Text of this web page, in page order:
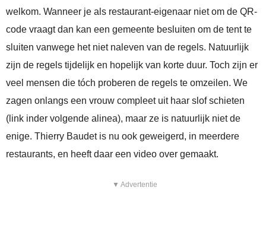
welkom. Wanneer je als restaurant-eigenaar niet om de QR-
code vraagt dan kan een gemeente besluiten om de tent te
sluiten vanwege het niet naleven van de regels. Natuurlijk
zijn de regels tijdelijk en hopelijk van korte duur. Toch zijn er
veel mensen die tóch proberen de regels te omzeilen. We
zagen onlangs een vrouw compleet uit haar slof schieten
(link inder volgende alinea), maar ze is natuurlijk niet de
enige. Thierry Baudet is nu ook geweigerd, in meerdere
restaurants, en heeft daar een video over gemaakt.
▼ Advertentie